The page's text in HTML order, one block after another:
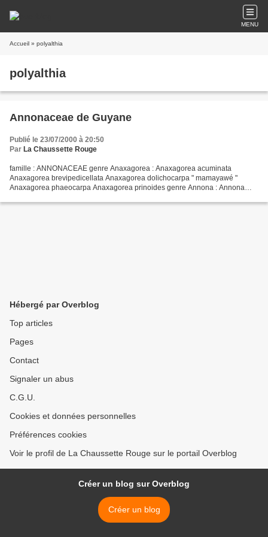
MENU
Accueil » polyalthia
polyalthia
Annonaceae de Guyane
Publié le 23/07/2000 à 20:50
Par La Chaussette Rouge
famille : ANNONACEAE genre Anaxagorea : Anaxagorea acuminata
Anaxagorea brevipedicellata Anaxagorea dolichocarpa " mamayawé "
Anaxagorea phaeocarpa Anaxagorea prinoides genre Annona : Annona
Hébergé par Overblog
Top articles
Pages
Contact
Signaler un abus
C.G.U.
Cookies et données personnelles
Préférences cookies
Voir le profil de La Chaussette Rouge sur le portail Overblog
Créer un blog sur Overblog
Créer un blog